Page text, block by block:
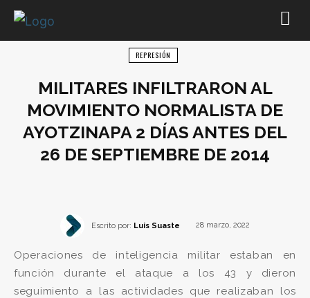
REPRESIÓN
MILITARES INFILTRARON AL
MOVIMIENTO NORMALISTA DE
AYOTZINAPA 2 DÍAS ANTES DEL
26 DE SEPTIEMBRE DE 2014
Escrito por: Luis Suaste 28 marzo, 2022
Operaciones de inteligencia militar estaban en
función durante el ataque a los 43 y dieron
seguimiento a las actividades que realizaban los